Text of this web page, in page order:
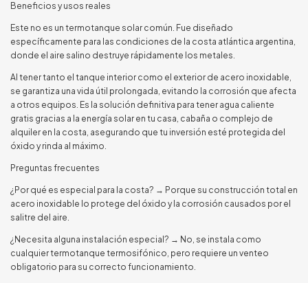
Beneficios y usos reales
Este no es un termotanque solar común. Fue diseñado
específicamente para las condiciones de la costa atlántica argentina,
donde el aire salino destruye rápidamente los metales.
Al tener tanto el tanque interior como el exterior de acero inoxidable,
se garantiza una vida útil prolongada, evitando la corrosión que afecta
a otros equipos. Es la solución definitiva para tener agua caliente
gratis gracias a la energía solar en tu casa, cabaña o complejo de
alquiler en la costa, asegurando que tu inversión esté protegida del
óxido y rinda al máximo.
Preguntas frecuentes
¿Por qué es especial para la costa? → Porque su construcción total en
acero inoxidable lo protege del óxido y la corrosión causados por el
salitre del aire.
¿Necesita alguna instalación especial? → No, se instala como
cualquier termotanque termosifónico, pero requiere un venteo
obligatorio para su correcto funcionamiento.